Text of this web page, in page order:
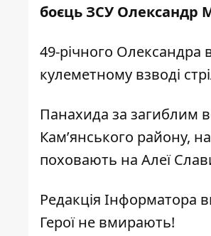
боєць ЗСУ Олександр
49-річного Олександра
кулеметному взводі
Панахида за загиблим
Кам’янського району,
поховають на Алеї
Редакція Інформатора
Герої не вмирають!